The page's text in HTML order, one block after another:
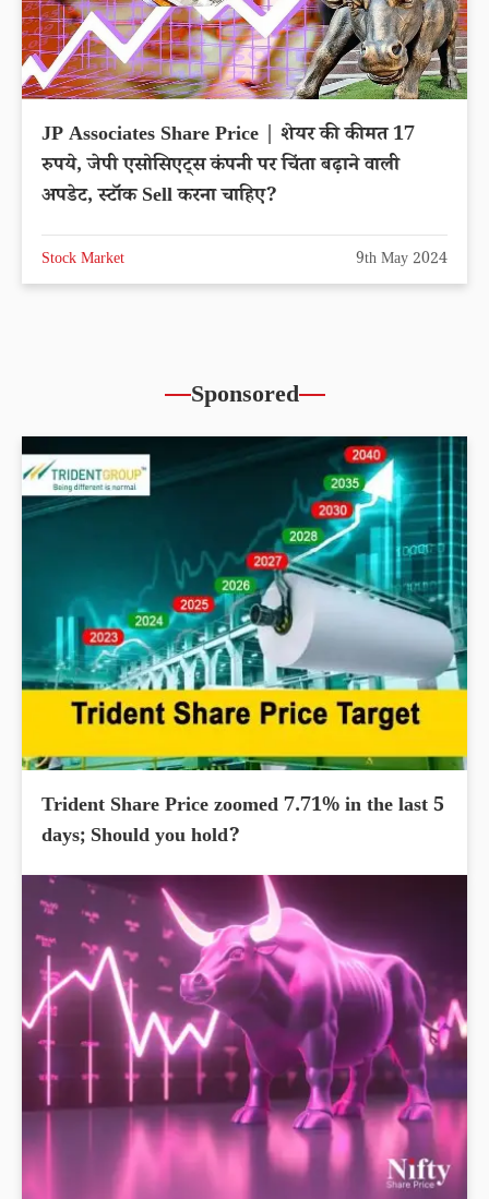
JP Associates Share Price | शेयर की कीमत 17
रुपये, जेपी एसोसिएट्स कंपनी पर चिंता बढ़ाने वाली
अपडेट, स्टॉक Sell करना चाहिए?
Stock Market 9th May 2024
Sponsored
Trident Share Price zoomed 7.71% in the last 5
days; Should you hold?